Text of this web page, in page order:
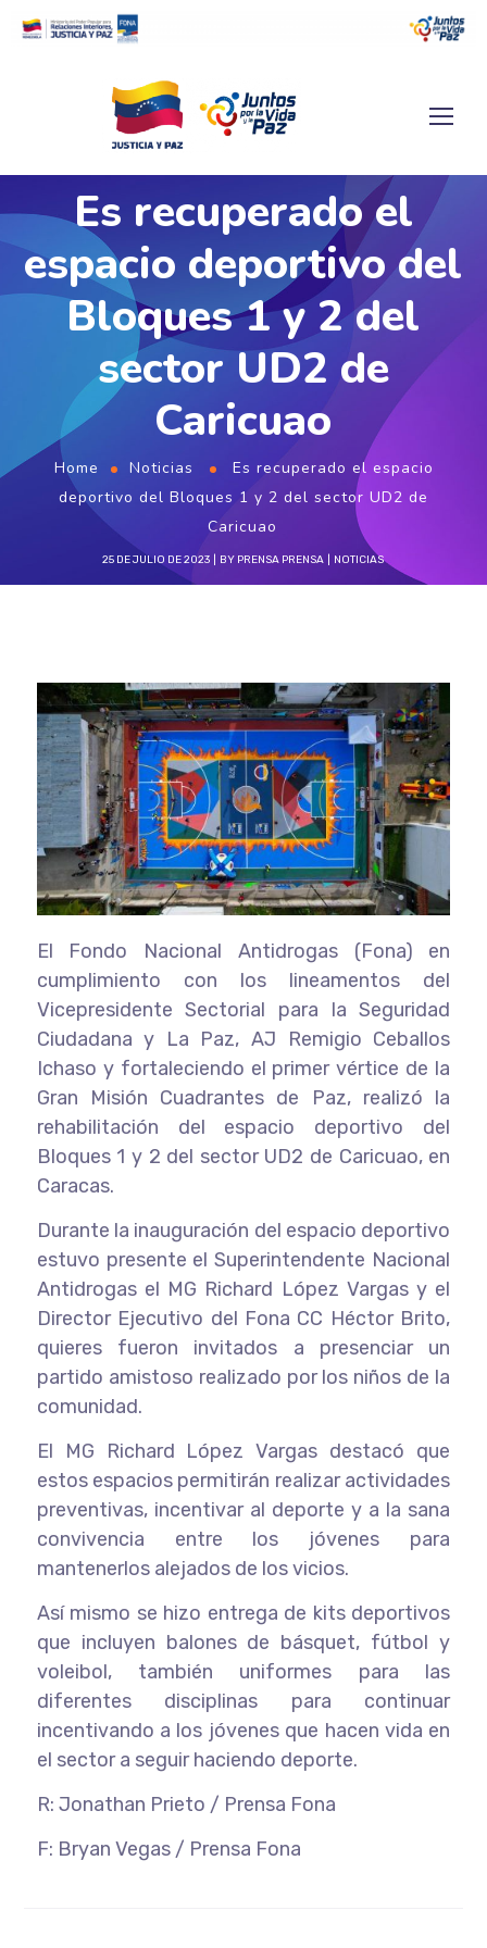
Es recuperado el
espacio deportivo del
Bloques 1 y 2 del
sector UD2 de
Caricuao
Home Noticias
Es recuperado el espacio
deportivo del Bloques 1 y 2 del sector UD2 de
Caricuao
25 DE JULIO DE 2023 BY PRENSA PRENSA NOTICIAS
El Fondo Nacional Antidrogas (Fona) en
cumplimiento con los lineamentos del
Vicepresidente Sectorial para la Seguridad
Ciudadana y La Paz, AJ Remigio Ceballos
Ichaso y fortaleciendo el primer vértice de la
Gran Misión Cuadrantes de Paz, realizó la
rehabilitación del espacio deportivo del
Bloques 1 y 2 del sector UD2 de Caricuao, en
Caracas.
Durante la inauguración del espacio deportivo
estuvo presente el Superintendente Nacional
Antidrogas el MG Richard López Vargas y el
Director Ejecutivo del Fona CC Héctor Brito,
quieres fueron invitados a presenciar un
partido amistoso realizado por los niños de la
comunidad.
El MG Richard López Vargas destacó que
estos espacios permitirán realizar actividades
preventivas, incentivar al deporte y a la sana
convivencia entre los jóvenes para
mantenerlos alejados de los vicios.
Así mismo se hizo entrega de kits deportivos
que incluyen balones de básquet, fútbol y
voleibol, también uniformes para las
diferentes disciplinas para continuar
incentivando a los jóvenes que hacen vida en
el sector a seguir haciendo deporte.
R: Jonathan Prieto / Prensa Fona
F: Bryan Vegas / Prensa Fona